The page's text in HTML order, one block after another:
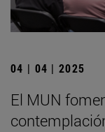
04 | 04 | 2025
El MUN